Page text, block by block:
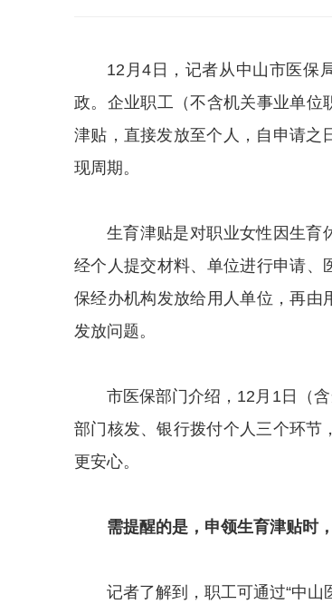
12月4日，记者从中山市医保
政。企业职工（不含机关事业单位
津贴，直接发放至个人，自申请之
现周期。
生育津贴是对职业女性因生育
经个人提交材料、单位进行申请、
保经办机构发放给用人单位，再由
发放问题。
市医保部门介绍，12月1日（
部门核发、银行拨付个人三个环节
更安心。
需提醒的是，申领生育津贴时
记者了解到，职工可通过“中山